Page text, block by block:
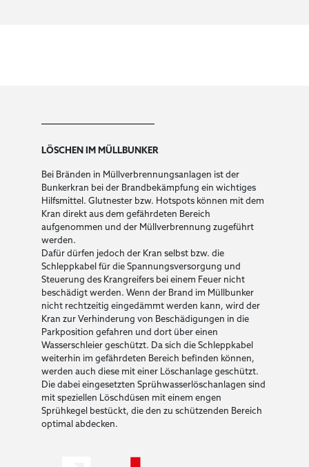
LÖSCHEN IM MÜLLBUNKER
Bei Bränden in Müllverbrennungsanlagen ist der
Bunkerkran bei der Brandbekämpfung ein wichtiges
Hilfsmittel. Glutnester bzw. Hotspots können mit dem
Kran direkt aus dem gefährdeten Bereich
aufgenommen und der Müllverbrennung zugeführt
werden.
Dafür dürfen jedoch der Kran selbst bzw. die
Schleppkabel für die Spannungsversorgung und
Steuerung des Krangreifers bei einem Feuer nicht
beschädigt werden. Wenn der Brand im Müllbunker
nicht rechtzeitig eingedämmt werden kann, wird der
Kran zur Verhinderung von Beschädigungen in die
Parkposition gefahren und dort über einen
Wasserschleier geschützt. Da sich die Schleppkabel
weiterhin im gefährdeten Bereich befinden können,
werden auch diese mit einer Löschanlage geschützt.
Die dabei eingesetzten Sprühwasserlöschanlagen sind
mit speziellen Löschdüsen mit einem engen
Sprühkegel bestückt, die den zu schützenden Bereich
optimal abdecken.